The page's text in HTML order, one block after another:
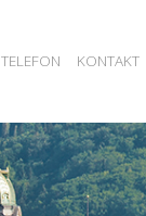
TELEFON KONTAKT